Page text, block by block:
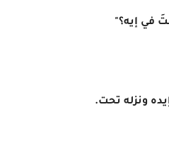
في إيه؟"
ونزله تحت.